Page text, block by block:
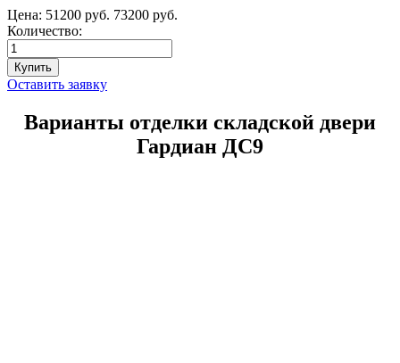
Цена: 51200 руб. 73200 руб.
Количество:
Оставить заявку
Варианты отделки складской двери
Гардиан ДС9